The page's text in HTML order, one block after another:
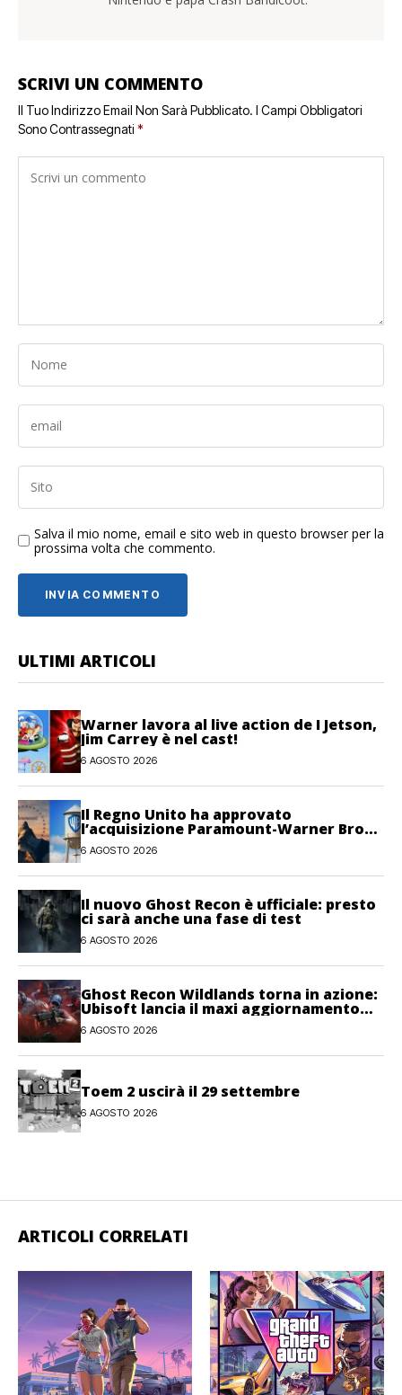
SCRIVI UN COMMENTO
Il Tuo Indirizzo Email Non Sarà Pubblicato. I Campi Obbligatori
Sono Contrassegnati *
Salva il mio nome, email e sito web in questo browser per la
prossima volta che commento.
ULTIMI ARTICOLI
Warner lavora al live action de I Jetson,
Jim Carrey è nel cast!
6 AGOSTO 2026
Il Regno Unito ha approvato
l’acquisizione Paramount-Warner Bros
Discovery
6 AGOSTO 2026
Il nuovo Ghost Recon è ufficiale: presto
ci sarà anche una fase di test
6 AGOSTO 2026
Ghost Recon Wildlands torna in azione:
Ubisoft lancia il maxi aggiornamento
gratuito Last Rites
6 AGOSTO 2026
Toem 2 uscirà il 29 settembre
6 AGOSTO 2026
ARTICOLI CORRELATI